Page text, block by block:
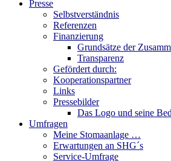
Presse
Selbstverständnis
Referenzen
Finanzierung
Grundsätze der
Transparenz
Gefördert durch:
Kooperationspartner
Links
Pressebilder
Das Logo und seine
Umfragen
Meine Stomaanlage …
Erwartungen an SHG´s
Service-Umfrage